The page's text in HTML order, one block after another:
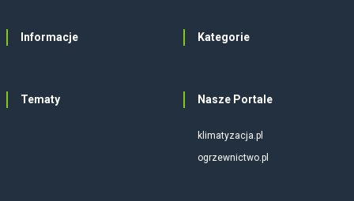
Informacje Kategorie
Tematy Nasze Portale
klimatyzacja.pl
ogrzewnictwo.pl